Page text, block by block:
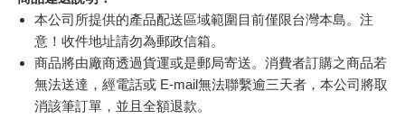
◎布標、拉鍊隨每批出貨略有不同，以實品為準
◎不可烘乾/不可使用漂白成分之用品
◎商品圖檔顏色因電腦螢幕設定差異會略有不同，以實際商品顏
色為準，請見諒
◎新品若一開有味道，建議打開放置通風處一段時間後再使用即